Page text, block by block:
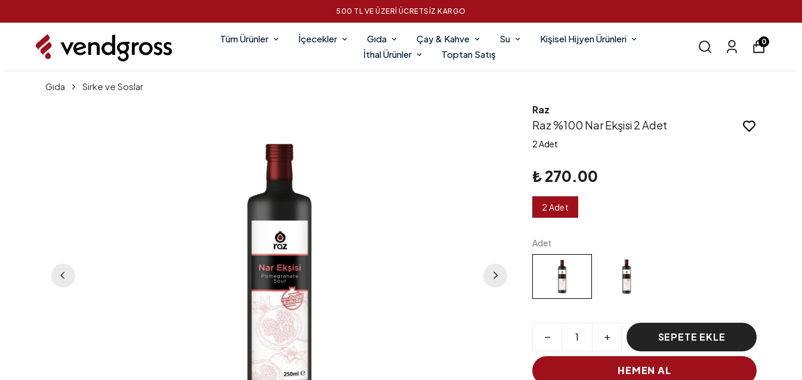
500 TL VE ÜZERİ ÜCRETSİZ KARGO
Tüm Ürünler İçecekler Gıda Çay & Kahve Su
Kişisel Hijyen Ürünleri
İthal Ürünler
Toptan Satış
0
Gıda Sirke ve Soslar
Raz
Raz %100 Nar Ekşisi 2 Adet
2 Adet
₺ 270.00
2 Adet
Adet
SEPETE EKLE
HEMEN AL